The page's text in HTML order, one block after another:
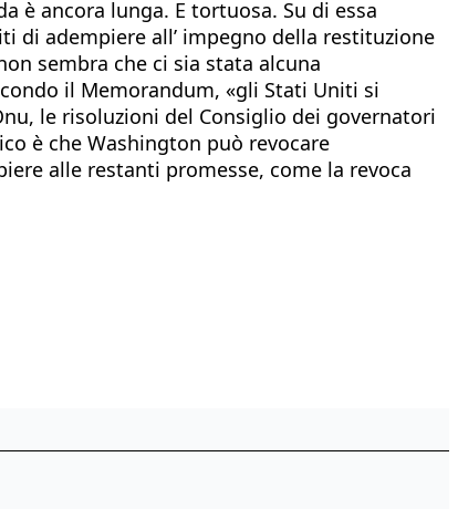
è ancora lunga. E tortuosa. Su di essa
di adempiere all’ impegno della restituzione
sembra che ci sia stata alcuna
il Memorandum, «gli Stati Uniti si
le risoluzioni del Consiglio dei governatori
è che Washington può revocare
alle restanti promesse, come la revoca